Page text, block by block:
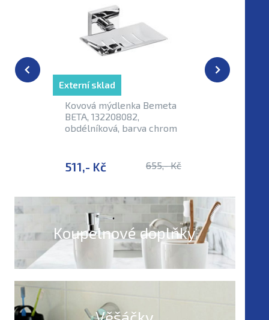
Kovová mýdlenka Bemeta
BETA, 132208082,
obdélníková, barva chrom
511,- Kč 655,- Kč
Externí sklad Externí
Koupelnové doplňky